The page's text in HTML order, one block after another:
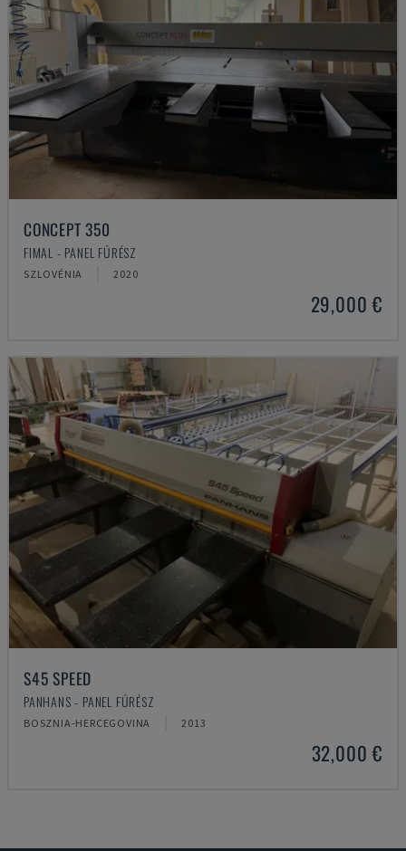
CONCEPT 350
FIMAL - PANEL FŰRÉSZ
SZLOVÉNIA 2020
29,000 €
S45 SPEED
PANHANS - PANEL FŰRÉSZ
BOSZNIA-HERCEGOVINA 2013
32,000 €